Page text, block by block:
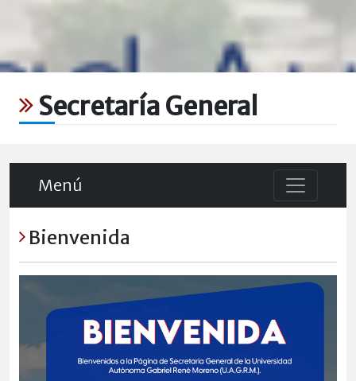
Secretaría General
Menú
Bienvenida